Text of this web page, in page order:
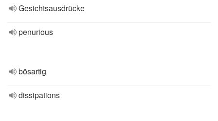
Gesichtsausdrücke
penurious
bösartig
dissipations